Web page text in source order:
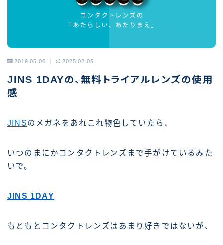
2019.05.06 2025.02.05
JINS 1DAYの、無料トライアルレンズの使用
感
JINSのメガネをあれこれ物色していたら、
いつのまにかコンタクトレンズまで手がけているみた
いで。
JINS 1DAY
もともとコンタクトレンズはあまり好きではないが、